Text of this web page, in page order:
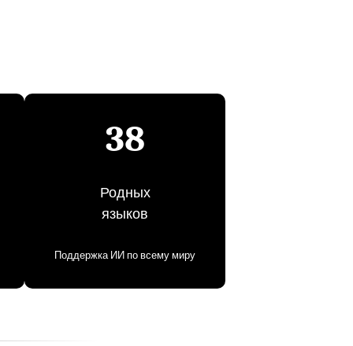
38
Родных
языков
Поддержка ИИ по всему миру